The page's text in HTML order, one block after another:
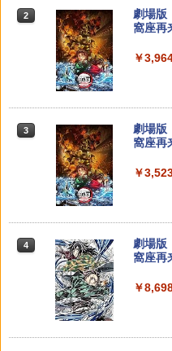
￥6,980
￥7,757
￥8,582
定版
3
【中古
U!パッ
￥426
4 【中古
5
【中古
グ オ
3
【楽天
秋冬代
版）【
ダー4
【楽天
響け！
規シ
￥
【楽
y】
ニン
￥
ニンテ
ンライ
【純正
【純正
￥
【純正
￥
B-C ケ
ラー (
2
劇場版
窩座再
￥
3
劇場版
窩座再
￥
4
劇場版
窩座再
￥